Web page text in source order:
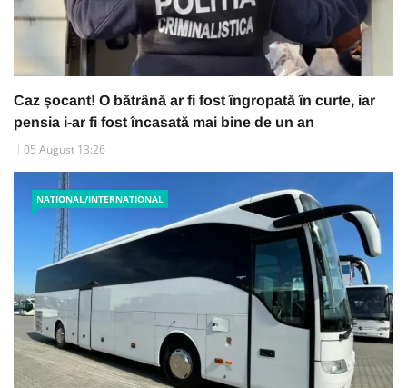
Caz șocant! O bătrână ar fi fost îngropată în curte, iar
pensia i-ar fi fost încasată mai bine de un an
05 August 13:26
NATIONAL/INTERNATIONAL